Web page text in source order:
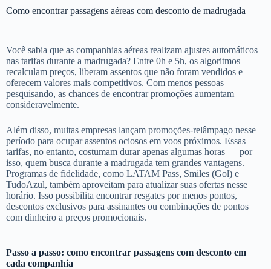
Como encontrar passagens aéreas com desconto de madrugada
Você sabia que as companhias aéreas realizam ajustes automáticos
nas tarifas durante a madrugada? Entre 0h e 5h, os algoritmos
recalculam preços, liberam assentos que não foram vendidos e
oferecem valores mais competitivos. Com menos pessoas
pesquisando, as chances de encontrar promoções aumentam
consideravelmente.
Além disso, muitas empresas lançam promoções-relâmpago nesse
período para ocupar assentos ociosos em voos próximos. Essas
tarifas, no entanto, costumam durar apenas algumas horas — por
isso, quem busca durante a madrugada tem grandes vantagens.
Programas de fidelidade, como LATAM Pass, Smiles (Gol) e
TudoAzul, também aproveitam para atualizar suas ofertas nesse
horário. Isso possibilita encontrar resgates por menos pontos,
descontos exclusivos para assinantes ou combinações de pontos
com dinheiro a preços promocionais.
Passo a passo: como encontrar passagens com desconto em
cada companhia